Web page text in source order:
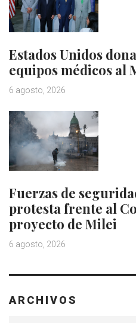
Estados Unidos
equipos médicos al
6 agosto, 2026
Fuerzas de
protesta frente al
proyecto de Milei
6 agosto, 2026
ARCHIVOS